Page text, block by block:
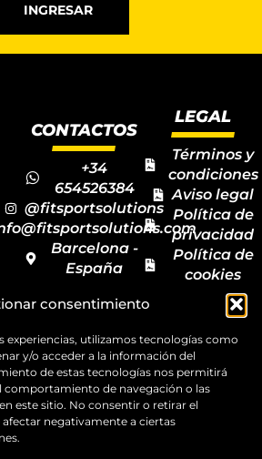
consentimiento
experiencias, utilizamos tecnologías como
y/o acceder a la información del
de estas tecnologías nos permitirá
comportamiento de navegación o las
este sitio. No consentir o retirar el
negativamente a ciertas
INGRESAR
CONTACTOS
+34
654526384
@fitsportsolutions
Barcelona -
España
de contacto
LEGAL
Términos y
condiciones
Aviso legal
Política de
privacidad
Política de
cookies
Mapa del
sitio